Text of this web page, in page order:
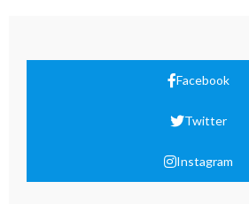
Facebook
Twitter
Instagram